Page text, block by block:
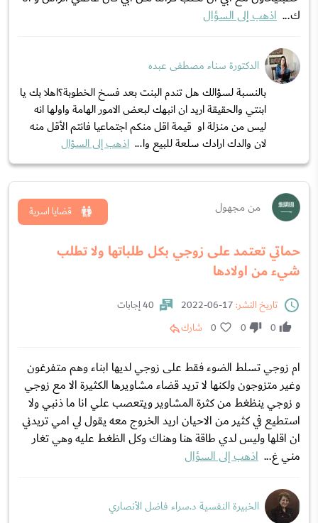
ك... اذهب إلى السؤال
الدكتورة سناء مصطفى عبده
بالنسبة لسؤالك هل تندم البنت بعد فسخ الخطوبة؟اهلا بك يا
ابنتي والحقيقة اريد ان انبهك لبعض الامور الهامة واولها انه
ليس من منزلة او قيمة اقل منكم اجتماعيا فانتم الأقل منه
لان والدك ارادك سلعة للبيع وا... اذهب إلى السؤال
من مجهول
حماتي تعتمد على زوجي بكل طلباتها ولا تطلب
شيء من اولادها
قضايا اسرية
تاريخ النشر:
40 إجابات
0
0
0 شارك
ام زوجي تسلط الضوء فقط على زوجي لديها ابناء وهم متفرغون
وغير متزوجون ولكنها لا تريد قضاء مشاويرها الكثيرة الا مع زوجي
و زوجي ينظغط من كثرة المشاوير ويتعصب علي انا ما ذنبي ولا
استطيع في كثير من الاحيان اريد الخروج معه يقول لي امي تريدني
ان اقلها وليس لدي طاقة هنا وهناك وكل الظغط عليه وهي تغار
مني غ... اذهب إلى السؤال
الخبيرة النفسية د.سراء فاضل الأنصاري